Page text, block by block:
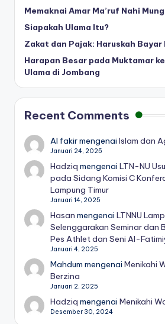
Memaknai Amar Ma’ruf Nahi
Siapakah Ulama Itu?
Zakat dan Pajak: Haruskah Bayar
Harapan Besar pada Muktamar
Ulama di Jombang
Recent Comments
Al fakirmengenaiIslam dan
Januari 24, 2025
Hadziq mengenaiLTN-NU
pada Sidang Komisi C
Lampung Timur
Januari 14, 2025
Hasan mengenaiLTNNU
Selenggarakan Seminar dan
Pes Athlet dan Seni Al-
Januari 4, 2025
Mahdum mengenaiMenikahi
Berzina
Januari 2, 2025
Hadziq mengenaiMenikahi
Desember 30, 2024